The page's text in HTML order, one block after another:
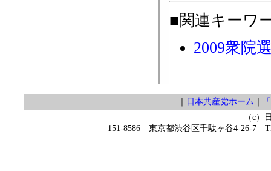
■関連キーワ
2009衆院
日本共産党ホーム
（c）
151-8586 東京都渋谷区千駄ヶ谷4-26-7